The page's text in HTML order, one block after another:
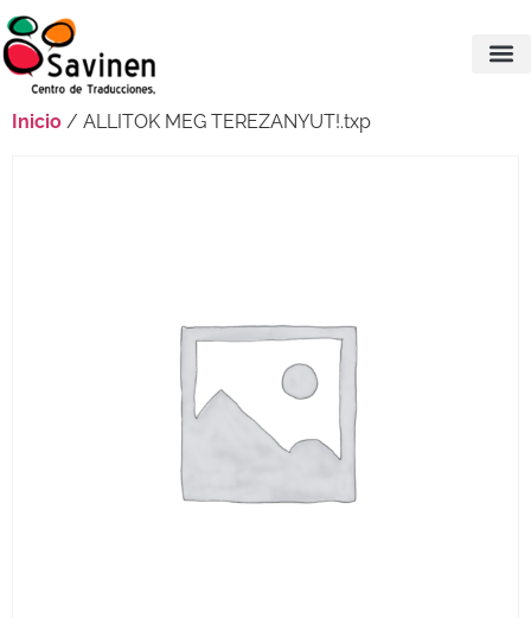
Inicio / ALLITOK MEG TEREZANYUT!.txp